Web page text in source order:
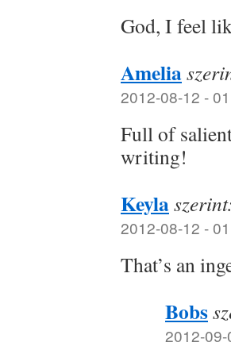
God, I feel
Amelia
2012-08-12 -
Full of
writing!
Keyla
2012-08-12 -
That’s an
Bobs
2012-